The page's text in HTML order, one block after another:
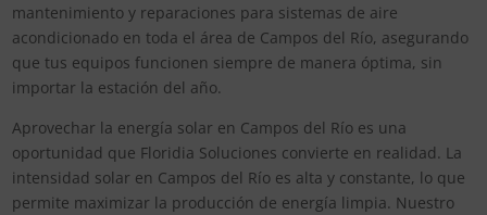
mantenimiento y reparaciones para sistemas de aire
acondicionado en toda el área de Campos del Río, asegurando
que tus equipos funcionen siempre de manera óptima, sin
importar la estación del año.
Aprovechar la energía solar en Campos del Río es una
oportunidad que Floridia Soluciones convierte en realidad. La
intensidad solar en Campos del Río es alta y constante, lo que
permite maximizar la producción de energía limpia. Nuestro